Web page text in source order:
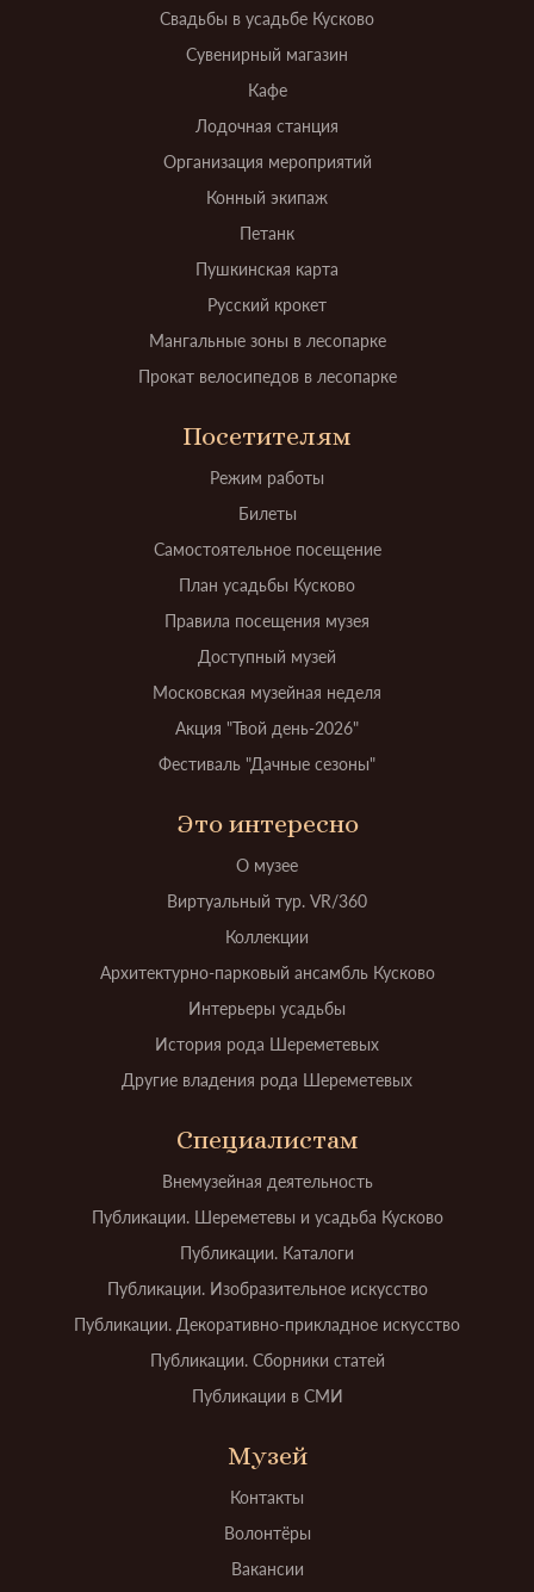
Свадьбы в усадьбе Кусково
Сувенирный магазин
Кафе
Лодочная станция
Организация мероприятий
Конный экипаж
Петанк
Пушкинская карта
Русский крокет
Мангальные зоны в лесопарке
Прокат велосипедов в лесопарке
Посетителям
Режим работы
Билеты
Самостоятельное посещение
План усадьбы Кусково
Правила посещения музея
Доступный музей
Московская музейная неделя
Акция "Твой день-2026"
Фестиваль "Дачные сезоны"
Это интересно
О музее
Виртуальный тур. VR/360
Коллекции
Архитектурно-парковый ансамбль Кусково
Интерьеры усадьбы
История рода Шереметевых
Другие владения рода Шереметевых
Специалистам
Внемузейная деятельность
Публикации. Шереметевы и усадьба Кусково
Публикации. Каталоги
Публикации. Изобразительное искусство
Публикации. Декоративно-прикладное искусство
Публикации. Сборники статей
Публикации в СМИ
Музей
Контакты
Волонтёры
Вакансии